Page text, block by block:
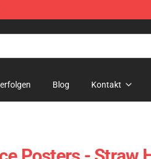
Blog Kontakt